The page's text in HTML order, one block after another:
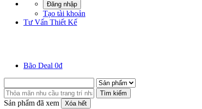
Đăng nhập
Tạo tài khoản
Tư Vấn Thiết Kế
Bão Deal 0đ
Tìm kiếm
Sản phẩm đã xem Xóa hết